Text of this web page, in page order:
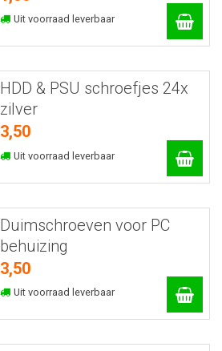
Uit voorraad leverbaar
HDD & PSU schroefjes 24x
zilver
3,50
Uit voorraad leverbaar
Duimschroeven voor PC
behuizing
3,50
Uit voorraad leverbaar